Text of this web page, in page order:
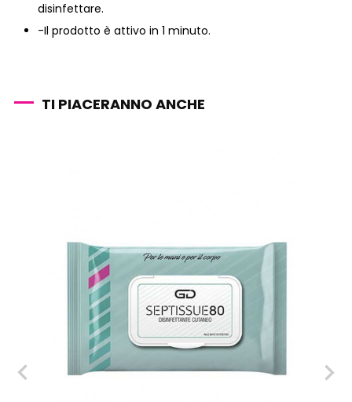
disinfettare.
-Il prodotto è attivo in 1 minuto.
TI PIACERANNO ANCHE